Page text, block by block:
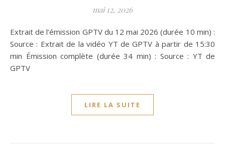
mai 12, 2026
Extrait de l’émission GPTV du 12 mai 2026 (durée 10 min) :
Source : Extrait de la vidéo YT de GPTV à partir de 15:30
min Émission complète (durée 34 min) : Source : YT de
GPTV
LIRE LA SUITE